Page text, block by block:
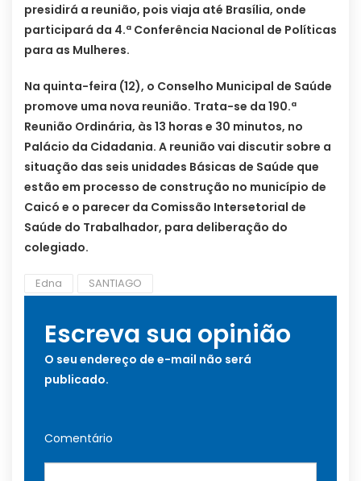
presidirá a reunião, pois viaja até Brasília, onde
participará da 4.ª Conferência Nacional de Políticas
para as Mulheres.
Na quinta-feira (12), o Conselho Municipal de Saúde
promove uma nova reunião. Trata-se da 190.ª
Reunião Ordinária, às 13 horas e 30 minutos, no
Palácio da Cidadania. A reunião vai discutir sobre a
situação das seis unidades Básicas de Saúde que
estão em processo de construção no município de
Caicó e o parecer da Comissão Intersetorial de
Saúde do Trabalhador, para deliberação do
colegiado.
Edna SANTIAGO
Escreva sua opinião
O seu endereço de e-mail não será
publicado.
Comentário